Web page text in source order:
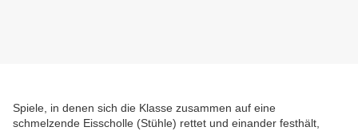
Spiele, in denen sich die Klasse zusammen auf eine
schmelzende Eisscholle (Stühle) rettet und einander festhält,